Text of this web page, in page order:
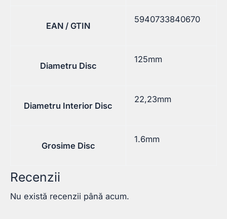
EAN / GTIN
5940733840670
Diametru Disc
125mm
Diametru Interior Disc
22,23mm
Grosime Disc
1.6mm
Recenzii
Nu există recenzii până acum.